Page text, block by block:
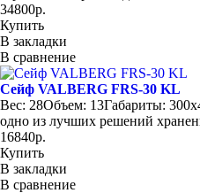
34800р.
Купить
В закладки
В сравнение
Сейф VALBERG FRS-30 KL
Вес: 28Объем: 13Габариты:
одно из лучших решений
16840р.
Купить
В закладки
В сравнение